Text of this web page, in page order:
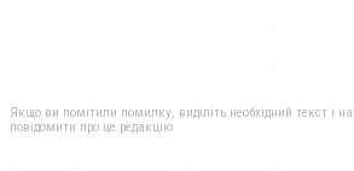
Якщо ви помітили помилку, виділіть необхідний текст і
повідомити про це редакцію